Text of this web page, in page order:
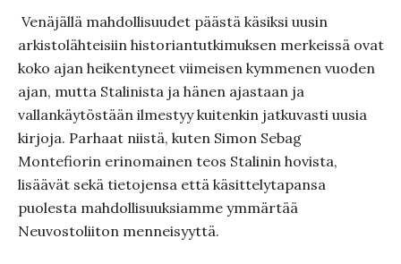
Venäjällä mahdollisuudet päästä käsiksi uusin
arkistolähteisiin historiantutkimuksen merkeissä ovat
koko ajan heikentyneet vii­meisen kymmenen vuoden
ajan, mutta Stalinista ja hänen ajastaan ja
vallankäytöstään ilmestyy kuitenkin jatkuvasti uusia
kirjoja. Parhaat niistä, kuten Simon Sebag
Montefiorin erinomainen teos Stalinin hovista,
lisäävät sekä tietojensa että käsittelyta­pansa
puolesta mahdollisuuksiamme ymmärtää
Neuvostoliiton mennei­syyttä.